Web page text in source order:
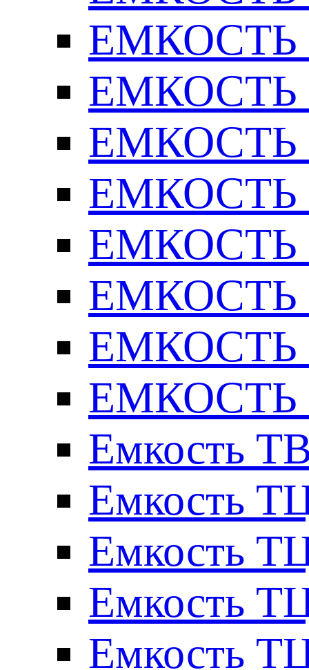
ЕМКОСТЬ
ЕМКОСТЬ
ЕМКОСТЬ
ЕМКОСТЬ
ЕМКОСТЬ
ЕМКОСТЬ
ЕМКОСТЬ
ЕМКОСТЬ
Емкость
Емкость
Емкость
Емкость
Емкость